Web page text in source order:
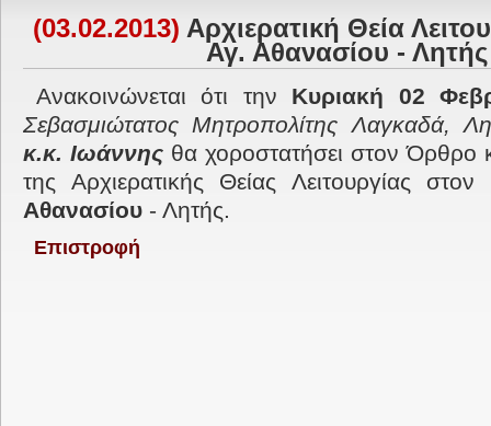
(03.02.2013) Αρχιερατική Θεία
Αγ. Αθανασίου - Λητής
Ανακοινώνεται ότι την Κυριακή 02
Σεβασμιώτατος Μητροπολίτης Λαγκαδά,
κ.κ. Ιωάννης θα χοροστατήσει στον Όρθρο
της Αρχιερατικής Θείας Λειτουργίας
Αθανασίου - Λητής.
Επιστροφή